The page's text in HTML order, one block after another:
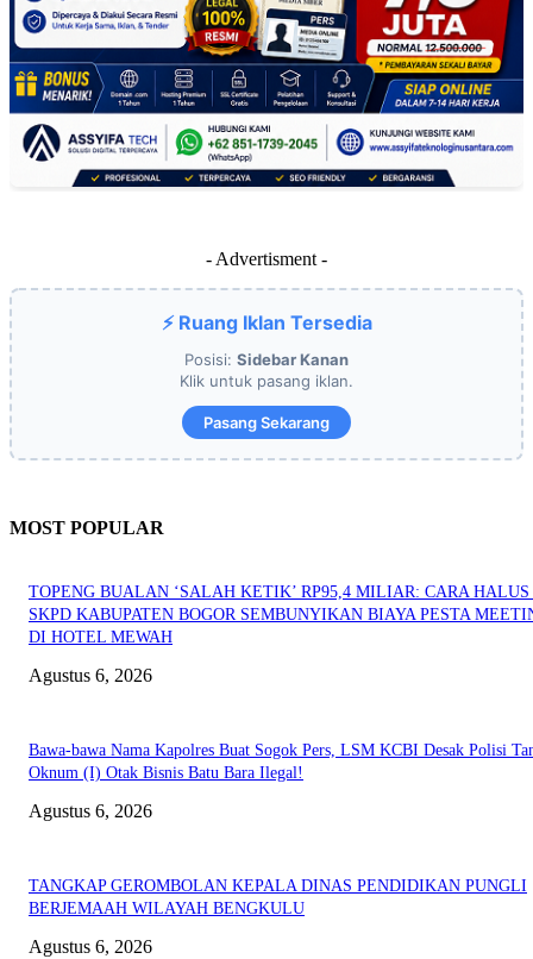
- Advertisment -
⚡ Ruang Iklan Tersedia
Posisi: Sidebar Kanan
Klik untuk pasang iklan.
Pasang Sekarang
MOST POPULAR
TOPENG BUALAN ‘SALAH KETIK’ RP95,4 MILIAR: CARA HALUS
SKPD KABUPATEN BOGOR SEMBUNYIKAN BIAYA PESTA
DI HOTEL MEWAH
Agustus 6, 2026
Bawa-bawa Nama Kapolres Buat Sogok Pers, LSM KCBI Desak Polisi
Oknum (I) Otak Bisnis Batu Bara Ilegal!
Agustus 6, 2026
TANGKAP GEROMBOLAN KEPALA DINAS PENDIDIKAN PUNGLI
BERJEMAAH WILAYAH BENGKULU
Agustus 6, 2026